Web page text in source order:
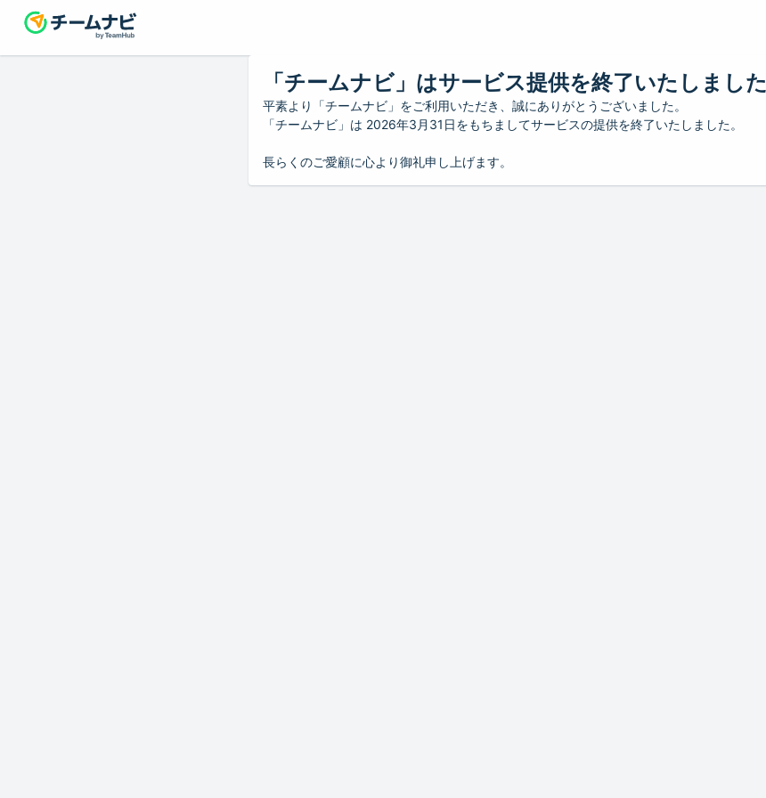
「チームナビ」はサービス提供を終了いたしました
平素より「チームナビ」をご利用いただき、誠にありがとうございました。
「チームナビ」は 2026年3月31日をもちましてサービスの提供を終了いたしました。
長らくのご愛顧に心より御礼申し上げます。